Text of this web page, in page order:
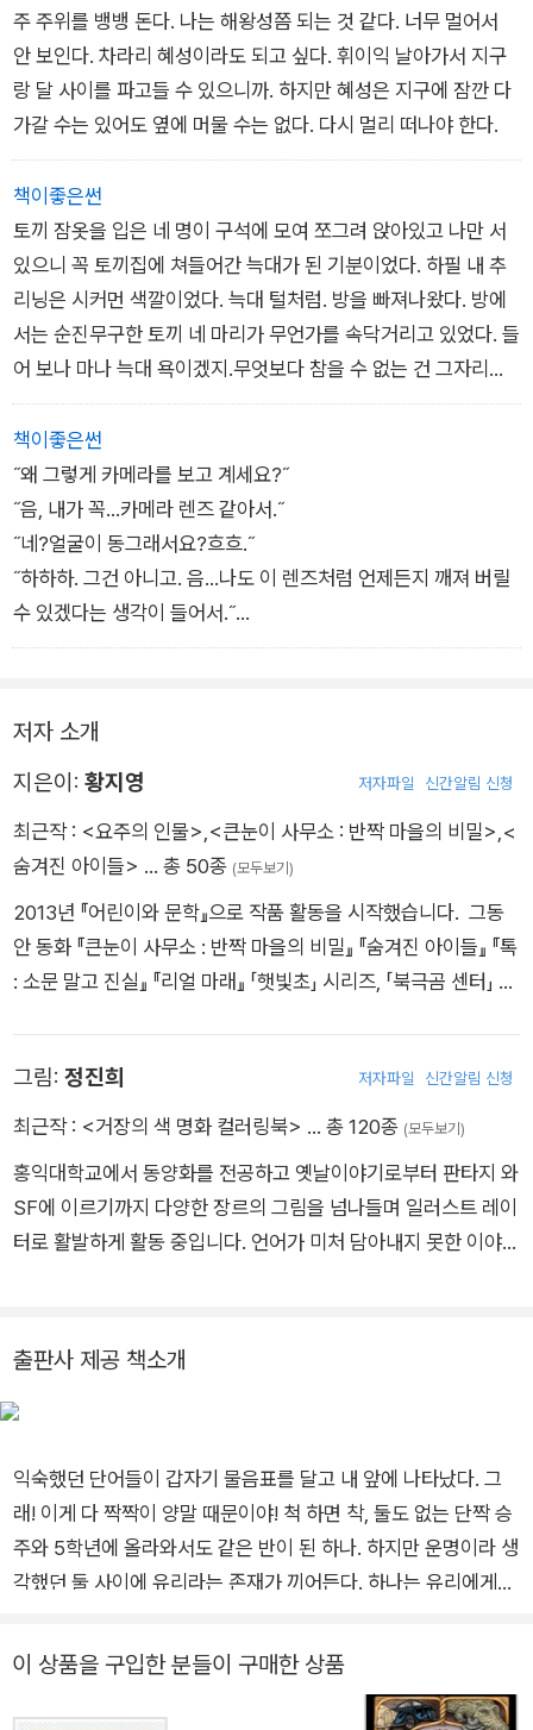
주 주위를 뱅뱅 돈다. 나는 해왕성쯤 되는 것 같다. 너무 멀어서
안 보인다. 차라리 혜성이라도 되고 싶다. 휘이익 날아가서 지구
랑 달 사이를 파고들 수 있으니까. 하지만 혜성은 지구에 잠깐 다
가갈 수는 있어도 옆에 머물 수는 없다. 다시 멀리 떠나야 한다.
책이좋은썬
토끼 잠옷을 입은 네 명이 구석에 모여 쪼그려 앉아있고 나만 서
있으니 꼭 토끼집에 쳐들어간 늑대가 된 기분이었다. 하필 내 추
리닝은 시커먼 색깔이었다. 늑대 털처럼. 방을 빠져나왔다. 방에
서는 순진무구한 토끼 네 마리가 무언가를 속닥거리고 있었다. 들
어 보나 마나 늑대 욕이겠지.무엇보다 참을 수 없는 건 그자리에
승주 토끼도 끼어 있다는 것이다.
책이좋은썬
˝왜 그렇게 카메라를 보고 계세요?˝
˝음, 내가 꼭...카메라 렌즈 같아서.˝
˝네?얼굴이 동그래서요?흐흐.˝
˝하하하. 그건 아니고. 음...나도 이 렌즈처럼 언제든지 깨져 버릴
수 있겠다는 생각이 들어서.˝
카메라 렌즈를 들여다 봤다. 긁은 금 두 개가 나 있었다.
저자 소개
지은이: 황지영 저자파일 신간알림 신청
최근작 : <요주의 인물> <큰눈이 사무소 : 반짝 마을의 비밀> <
숨겨진 아이들> … 총 50종 (모두보기)
2013년 『어린이와 문학』으로 작품 활동을 시작했습니다. 그동
안 동화 『큰눈이 사무소 : 반짝 마을의 비밀』 『숨겨진 아이들』 『톡
: 소문 말고 진실』 『리얼 마래』 「햇빛초」 시리즈, 「북극곰 센터」 시
그림: 정진희 저자파일 신간알림 신청
최근작 : <거장의 색 명화 컬러링북> … 총 120종 (모두보기)
홍익대학교에서 동양화를 전공하고 옛날이야기로부터 판타지 와
SF에 이르기까지 다양한 장르의 그림을 넘나들며 일러스트 레이
터로 활발하게 활동 중입니다. 언어가 미처 담아내지 못한 이야기
지구의 여러 변신 이야기를 그렸습니다. 그동안 『거장의 색, 명화
위한 정의란 무엇인가』 등 다양한 작품을 출간했습니다.
출판사 제공 책소개
익숙했던 단어들이 갑자기 물음표를 달고 내 앞에 나타났다. 그
래! 이게 다 짝짝이 양말 때문이야! 척 하면 착, 둘도 없는 단짝 승
주와 5학년에 올라와서도 같은 반이 된 하나. 하지만 운명이라 생
각했던 둘 사이에 유리라는 존재가 끼어든다. 하나는 유리에게서
나의 곁을 맴도는 정균이와 자신을 “직업 부적응자”로 소개하는
다. 짝짝이 양말 신세가 되어 바라보니, 세상은 무엇 하나 당연하
이 상품을 구입한 분들이 구매한 상품